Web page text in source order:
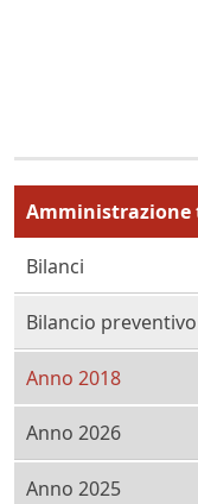
Menu
Amministrazione
Bilanci
Bilancio
Anno 2018
Anno 2026
Anno 2025